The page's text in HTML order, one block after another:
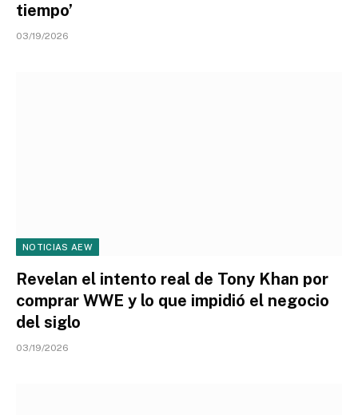
tiempo’
03/19/2026
NOTICIAS AEW
Revelan el intento real de Tony Khan por
comprar WWE y lo que impidió el negocio
del siglo
03/19/2026